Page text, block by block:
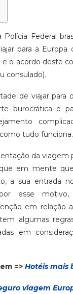
Federal
para a Europa
e o acordo deste
consulado).
de viajar para
burocrática e
tudo funciona.
da viagem
em mente
a sua entrada
esse
em relação
algumas
em
=> Hotéis mais
viagem